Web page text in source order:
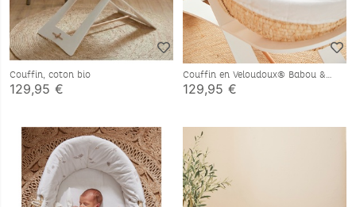
Couffin, coton bio
129,95 €
Couffin en Veloudoux® Babou &
Kendi, écru
129,95 €